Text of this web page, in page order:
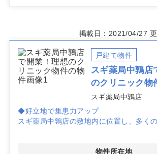
掲載日：2021/04/27
戸建て物件
スギ薬局中鶉店
のクリニック物
スギ薬局中鶉店
◆好立地で集患力アップ
スギ薬局中鶉店の敷地内に位置し、多く
ため、集患力が期待できます。地域密着
物件所在地